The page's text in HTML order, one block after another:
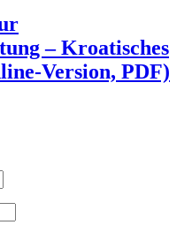
– Kroatisches
Version, PDF)